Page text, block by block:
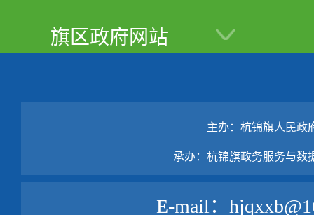
旗区政府网站
主办：杭锦旗人民政
承办：杭锦旗政务服务与数
E-mail：